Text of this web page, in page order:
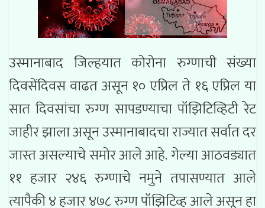
उस्मानाबाद जिल्हयात कोरोना रुग्णाची संख्या
दिवसेंदिवस वाढत असून १० एप्रिल ते १६ एप्रिल या
सात दिवसांचा रुग्ण सापडण्याचा पॉझिटिव्हिटी रेट
जाहीर झाला असून उस्मानाबादचा राज्यात सर्वात दर
जास्त असल्याचे समोर आले आहे. गेल्या आठवड्यात
११ हजार २४६ रुग्णाचे नमुने तपासण्यात आले
त्यापैकी ४ हजार ४७८ रुग्ण पॉझिटिव्ह आले असून हा